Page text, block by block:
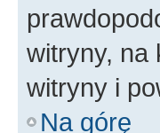
witryny, na
witryny i
Na górę